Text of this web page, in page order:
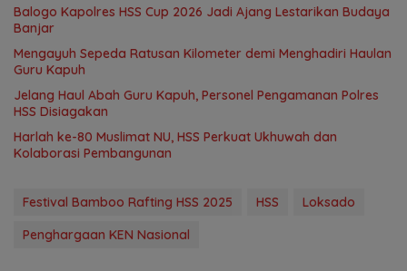
Balogo Kapolres HSS Cup 2026 Jadi Ajang Lestarikan Budaya
Banjar
Mengayuh Sepeda Ratusan Kilometer demi Menghadiri Haulan
Guru Kapuh
Jelang Haul Abah Guru Kapuh, Personel Pengamanan Polres
HSS Disiagakan
Harlah ke-80 Muslimat NU, HSS Perkuat Ukhuwah dan
Kolaborasi Pembangunan
Festival Bamboo Rafting HSS 2025 HSS
Loksado
Penghargaan KEN Nasional